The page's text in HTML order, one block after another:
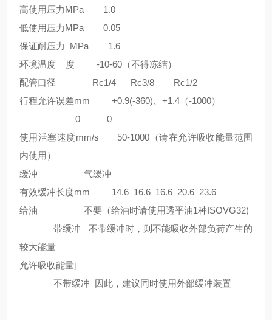
高使用压力MPa 1.0
低使用压力MPa 0.05
保证耐压力 MPa 1.6
环境温度 度 -10-60（不得冻结）
配管口径 Rc1/4 Rc3/8 Rc1/2
行程允许误差mm +0.9(-360)、+1.4（-1000）
0 0
使用活塞速度mm/s 50-1000（请在允许吸收能量范围
内使用）
缓冲 气缓冲
有效缓冲长度mm 14.6 16.6 16.6 20.6 23.6
给油 不要（给油时请使用透平油1种ISOVG32)
带缓冲 不带缓冲时，则不能吸收外部负荷产生的
较大能量
允许吸收能量j
不带缓冲 因此，建议同时使用外部缓冲装置